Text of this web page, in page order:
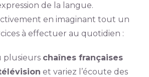
de la langue.
en imaginant tout un
à effectuer au quotidien :
plusieurs chaînes françaises
et variez l’écoute des